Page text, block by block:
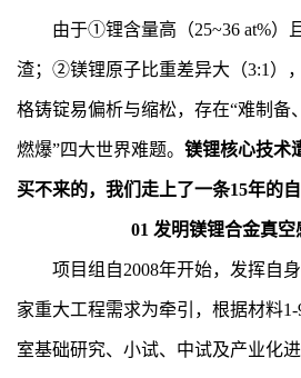
由于①锂含量高（25~36 at%）
渣；②镁锂原子比重差异大（3:1）
格铸锭易偏析与缩松，存在“难制备
燃爆”四大世界难题。 镁锂核心技术
买不来的，我们走上了一条15年的
01 发明镁锂合金真空
项目组自2008年开始，发挥自
家重大工程需求为牵引，根据材料
室基础研究、小试、中试及产业化